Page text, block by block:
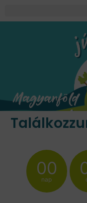
00
nap